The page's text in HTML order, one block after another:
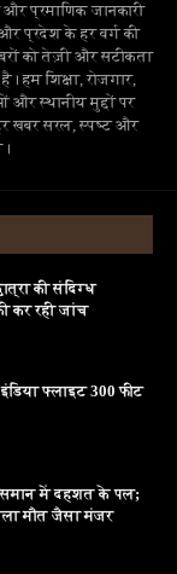
प्रमाणिक जानकारी
प्रदेश के हर वर्ग की
को तेज़ी और सटीकता
हम शिक्षा, रोजगार,
और स्थानीय मुद्दों पर
खबर सरल, स्पष्ट और
की संदिग्ध
कर रही जांच
फ्लाइट 300 फीट
में दहशत के पल;
मौत जैसा मंजर